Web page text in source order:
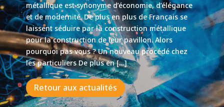
métallique est synonyme d’économie, d’élégance
et de modernité. De plus en plus de Français se
laissent séduire par la construction métallique
pour la construction de leur pavillon. Alors
pourquoi pas vous ? Un nouveau procédé chez
les particuliers De plus en […]
Retour aux actualités